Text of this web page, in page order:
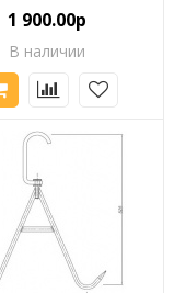
1 900.00р
В наличии